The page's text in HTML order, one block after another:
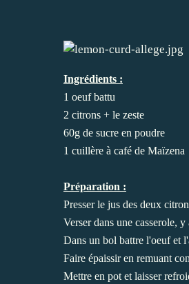
Ingrédients :
1 oeuf battu
2 citrons + le zeste
60g de sucre en poudre
1 cuillère à café de Maïzena
Préparation :
Presser le jus des deux
Verser dans une casserole,
Dans un bol battre l'oeuf et
Faire épaissir en remuant
Mettre en pot et laisser